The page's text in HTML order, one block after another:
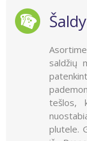
saldžių
tešlos,
plutele.